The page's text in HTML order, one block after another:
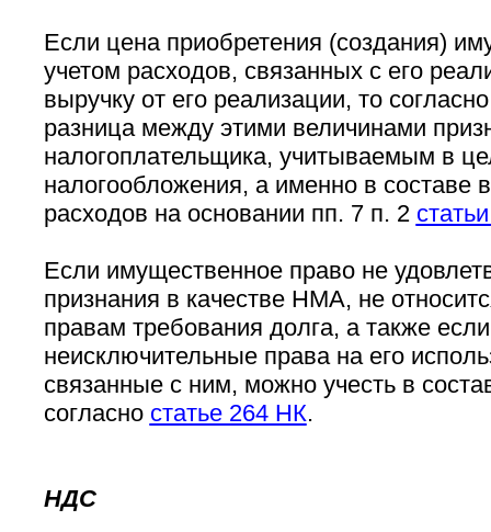
Если цена приобретения (создания)
учетом расходов, связанных с его
выручку от его реализации, то
разница между этими величинами
налогоплательщика, учитываемым в
налогообложения, а именно в составе
расходов на основании пп. 7 п. 2
Если имущественное право не
признания в качестве НМА, не
правам требования долга, а также
неисключительные права на его
связанные с ним, можно учесть в
согласно статье 264 НК.
НДС